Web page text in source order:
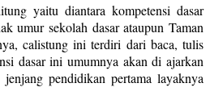
yaitu diantara kompetensi dasar
umur sekolah dasar ataupun Taman
calistung ini terdiri dari baca, tulis
dasar ini umumnya akan di ajarkan
pendidikan pertama layaknya